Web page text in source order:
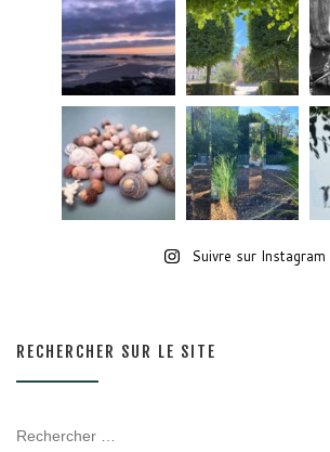
Suivre sur Instagram
RECHERCHER SUR LE SITE
RECHERCHER